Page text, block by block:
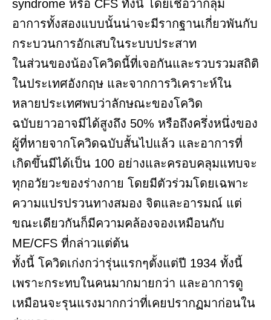
syndrome หรือ CFS ทั้งนี้ โดยเชื่อว่ากลุ่ม
อาการทั้งสองแบบนั้นน่าจะมีรากฐานเกี่ยวพันกับ
กระบวนการอักเสบในระบบประสาท
ในส่วนของน้องโควิดนี้ที่เจอกันและรวบรวมสถิติ
ในประเทศอังกฤษ และจากการวิเคราะห์ใน
หลายประเทศพบว่าลักษณะของโควิด
ฉบับยาวอาจมีได้สูงถึง 50% หรือถึงครึ่งหนึ่งของ
ผู้ที่หายจากโควิดฉบับสั้นไปแล้ว และอาการที่
เกิดขึ้นมีได้เป็น 100 อย่างและครอบคลุมแทบจะ
ทุกอวัยวะของร่างกาย โดยมีตัวร่วมโดยเฉพาะ
ความแปรปรวนทางสมอง จิตและอารมณ์ แต่
ขณะเดียวกันก็มีความคล้องจองเหมือนกับ
ME/CFS ที่กล่าวแต่ต้น
ทั้งนี้ โควิดเก่งกว่ารุ่นแรกๆตั้งแต่ปี 1934 ทั้งนี้
เพราะกระทบในคนมากมายกว่า และอาการดู
เหมือนจะรุนแรงมากกว่าที่เคยปรากฏมาก่อนใน